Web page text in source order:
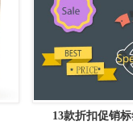
13款折扣促销